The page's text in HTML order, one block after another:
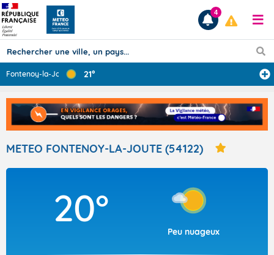
Prévisions
TOUS LES RÉSULTATS
Articles
4
Fontenoy-la-Joû ... 21°
METEO FONTENOY-LA-JOUTE (54122)
20°
Peu nuageux